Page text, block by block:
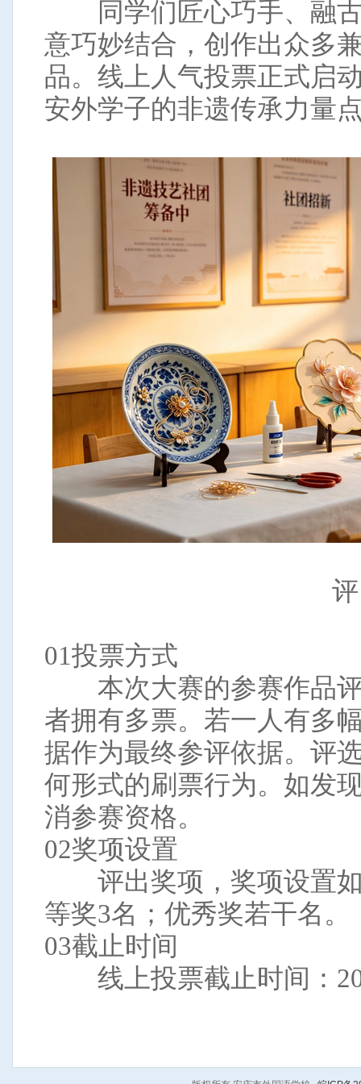
同学们匠心巧手、融古
意巧妙结合，创作出众多
品。线上人气投票正式启
安外学子的非遗传承力量
01投票方式
本次大赛的参赛作品评
者拥有多票。若一人有多
据作为最终参评依据。评
何形式的刷票行为。如发
消参赛资格。
02奖项设置
评出奖项，奖项设置如
等奖3名；优秀奖若干名。
03截止时间
线上投票截止时间：